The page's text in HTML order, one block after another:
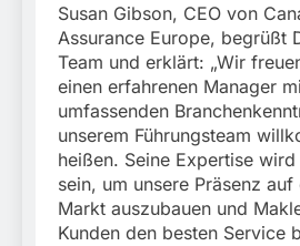
Susan Gibson, CEO von
Assurance Europe, begrüßt
Team und erklärt: „Wir
einen erfahrenen Manager
umfassenden
unserem Führungsteam
heißen. Seine Expertise
sein, um unsere Präsenz
Markt auszubauen und
Kunden den besten Service